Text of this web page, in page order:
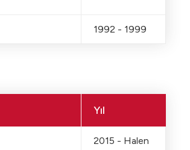
1992 - 1999
Yıl
2015 - Halen